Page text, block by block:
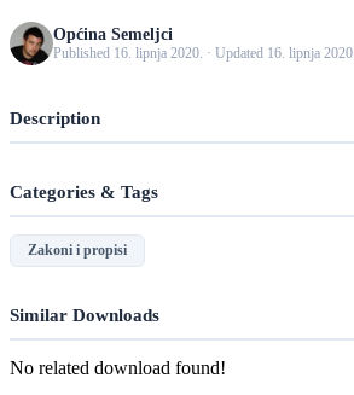
Općina Semeljci
Published 16. lipnja 2020. · Updated 16. lipnja 2020.
Description
Categories & Tags
Zakoni i propisi
Similar Downloads
No related download found!